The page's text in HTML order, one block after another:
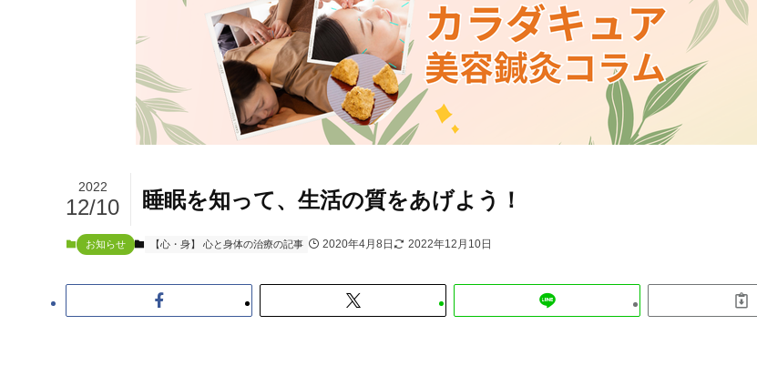
睡眠を知って、生活の質をあげよう！
2022
12/10
お知らせ 【心・身】 心と身体の治療の記事 2020年4月8日 2022年12月10日